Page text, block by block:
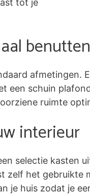
tot je
benutten
afmetingen.
een schuin
ruimte
interieur
selectie kasten
zelf het
je huis zodat je